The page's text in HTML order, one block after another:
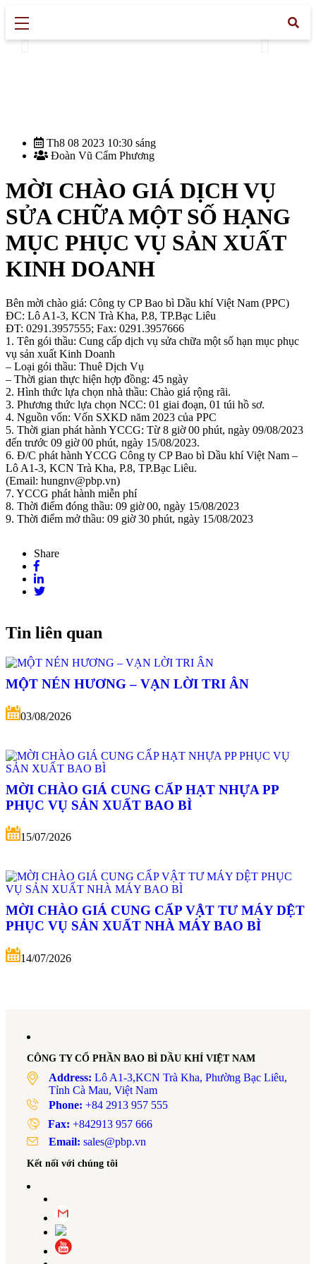
Th8 08 2023 10:30 sáng
Đoàn Vũ Cẩm Phương
MỜI CHÀO GIÁ DỊCH VỤ
SỬA CHỮA MỘT SỐ HẠNG
MỤC PHỤC VỤ SẢN XUẤT
KINH DOANH
Bên mời chào giá: Công ty CP Bao bì Dầu khí Việt Nam (PPC)
ĐC: Lô A1-3, KCN Trà Kha, P.8, TP.Bạc Liêu
ĐT: 0291.3957555; Fax: 0291.3957666
1. Tên gói thầu: Cung cấp dịch vụ sửa chữa một số hạn mục phục
vụ sản xuất Kinh Doanh
– Loại gói thầu: Thuê Dịch Vụ
– Thời gian thực hiện hợp đồng: 45 ngày
2. Hình thức lựa chọn nhà thầu: Chào giá rộng rãi.
3. Phương thức lựa chọn NCC: 01 giai đoạn, 01 túi hồ sơ.
4. Nguồn vốn: Vốn SXKD năm 2023 của PPC
5. Thời gian phát hành YCCG: Từ 8 giờ 00 phút, ngày 09/08/2023
đến trước 09 giờ 00 phút, ngày 15/08/2023.
6. Đ/C phát hành YCCG Công ty CP Bao bì Dầu khí Việt Nam –
Lô A1-3, KCN Trà Kha, P.8, TP.Bạc Liêu.
(Email: hungnv@pbp.vn)
7. YCCG phát hành miễn phí
8. Thời điểm đóng thầu: 09 giờ 00, ngày 15/08/2023
9. Thời điểm mở thầu: 09 giờ 30 phút, ngày 15/08/2023
Share
Tin liên quan
MỘT NÉN HƯƠNG – VẠN LỜI TRI ÂN
03/08/2026
MỜI CHÀO GIÁ CUNG CẤP HẠT NHỰA PP
PHỤC VỤ SẢN XUẤT BAO BÌ
15/07/2026
MỜI CHÀO GIÁ CUNG CẤP VẬT TƯ MÁY DỆT
PHỤC VỤ SẢN XUẤT NHÀ MÁY BAO BÌ
14/07/2026
CÔNG TY CỔ PHẦN BAO BÌ DẦU KHÍ VIỆT NAM
Address: Lô A1-3,KCN Trà Kha, Phường Bạc Liêu,
Tỉnh Cà Mau, Việt Nam
Phone: +84 2913 957 555
Fax: +842913 957 666
Email: sales@pbp.vn
Kết nối với chúng tôi